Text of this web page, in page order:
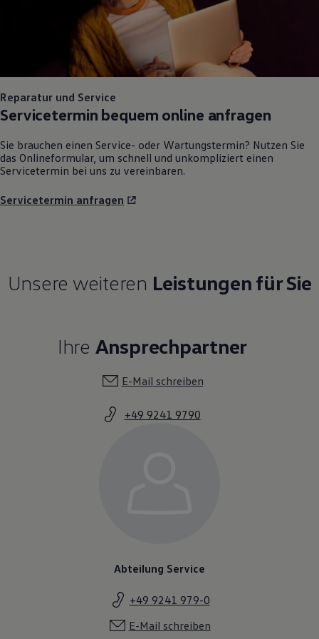
Reparatur und Service
Servicetermin bequem online anfragen
Sie brauchen einen Service- oder Wartungstermin? Nutzen Sie
das Onlineformular, um schnell und unkompliziert einen
Servicetermin bei uns zu vereinbaren.
Servicetermin anfragen
Unsere weiteren Leistungen für Sie
Ihre Ansprechpartner
E-Mail schreiben
+49 9241 9790
Abteilung Service
+49 9241 979-0
E-Mail schreiben